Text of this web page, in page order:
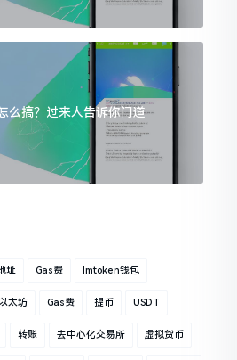
么搞？过来人告诉你门道
址 Gas费 Imtoken钱包
太坊 Gas费 提币 USDT
转账 去中心化交易所 虚拟货币